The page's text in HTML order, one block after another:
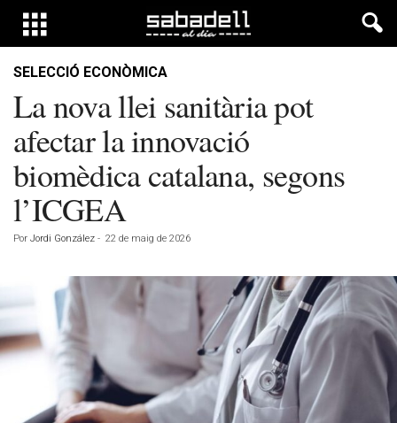
SELECCIÓ ECONÒMICA
La nova llei sanitària pot
afectar la innovació
biomèdica catalana, segons
l’ICGEA
Por Jordi González - 22 de maig de 2026